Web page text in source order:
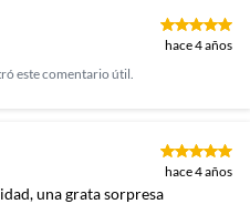
hace 4 años
este comentario útil.
hace 4 años
una grata sorpresa